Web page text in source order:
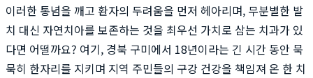
이러한 통념을 깨고 환자의 두려움을 먼저 헤아리며, 무분별한 발
치 대신 자연치아를 보존하는 것을 최우선 가치로 삼는 치과가 있
다면 어떨까요? 여기, 경북 구미에서 18년이라는 긴 시간 동안 묵
묵히 한자리를 지키며 지역 주민들의 구강 건강을 책임져 온 한 치